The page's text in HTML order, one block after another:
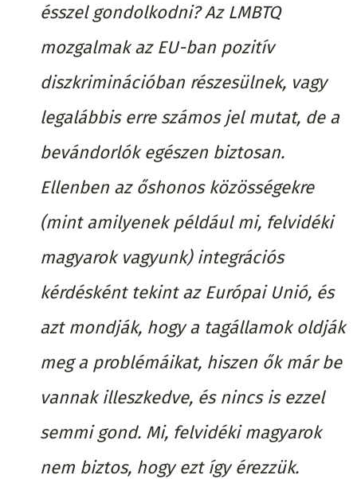
ésszel gondolkodni? Az LMBTQ
mozgalmak az EU-ban pozitív
diszkriminációban részesülnek, vagy
legalábbis erre számos jel mutat, de a
bevándorlók egészen biztosan.
Ellenben az őshonos közösségekre
(mint amilyenek például mi, felvidéki
magyarok vagyunk) integrációs
kérdésként tekint az Európai Unió, és
azt mondják, hogy a tagállamok oldják
meg a problémáikat, hiszen ők már be
vannak illeszkedve, és nincs is ezzel
semmi gond. Mi, felvidéki magyarok
nem biztos, hogy ezt így érezzük.